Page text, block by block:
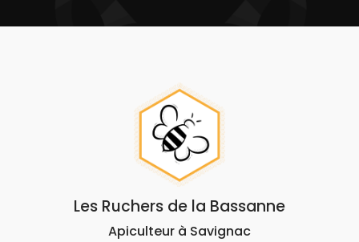
Les Ruchers de la Bassanne
Apiculteur à Savignac